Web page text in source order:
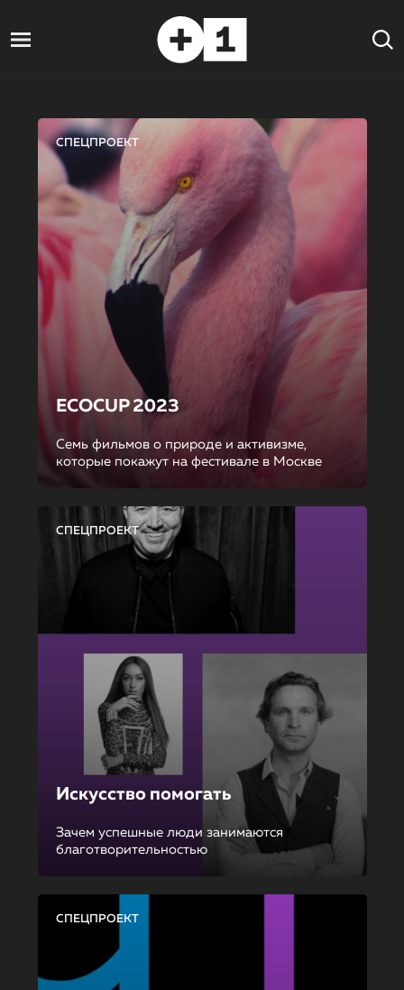
СПЕЦПРОЕКТ
ECOCUP 2023
Семь фильмов о природе и активизме,
которые покажут на фестивале в Москве
СПЕЦПРОЕКТ
Искусство помогать
Зачем успешные люди занимаются
благотворительностью
СПЕЦПРОЕКТ